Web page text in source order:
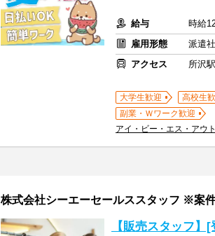
給与
時給
雇用形態
派遣
アクセス
所沢駅
大学生歓迎 高校生
副業・Ｗワーク歓迎
アイ・ビー・エス・アウ
株式会社シーエーセールススタッフ ※案
【販売スタッフ